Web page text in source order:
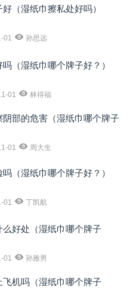
（湿纸巾擦私处好吗）
01 孙思远
（湿纸巾哪个牌子好？）
01 林得福
部的危害（湿纸巾哪个牌子
01 周大生
（湿纸巾哪个牌子好？）
01 丁凯航
好处（湿纸巾哪个牌子
01 孙雅男
机吗（湿纸巾哪个牌子